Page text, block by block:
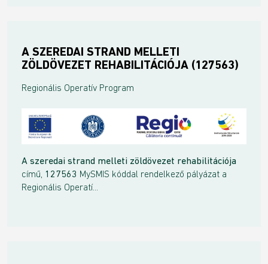
A SZEREDAI STRAND MELLETI
ZÖLDÖVEZET REHABILITÁCIÓJA (127563)
Regionális Operatív Program
A szeredai strand melleti zöldövezet rehabilitációja
című, 127563 MySMIS kóddal rendelkező pályázat a
Regionális Operatí...